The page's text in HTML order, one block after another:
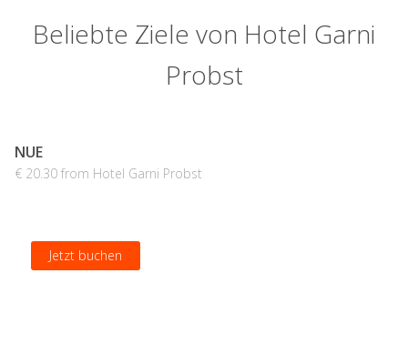
Beliebte Ziele von Hotel Garni
Probst
NUE
€ 20.30 from Hotel Garni Probst
Jetzt buchen